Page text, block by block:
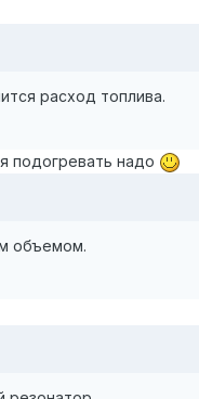
расход топлива.
подогревать надо
объемом.